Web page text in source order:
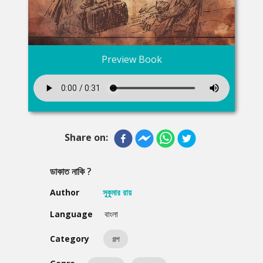
Preview Book
Share on:
ডাকাত নাকি ?
Author
সুকুমার রায়
Language
বাংলা
Category গল্প